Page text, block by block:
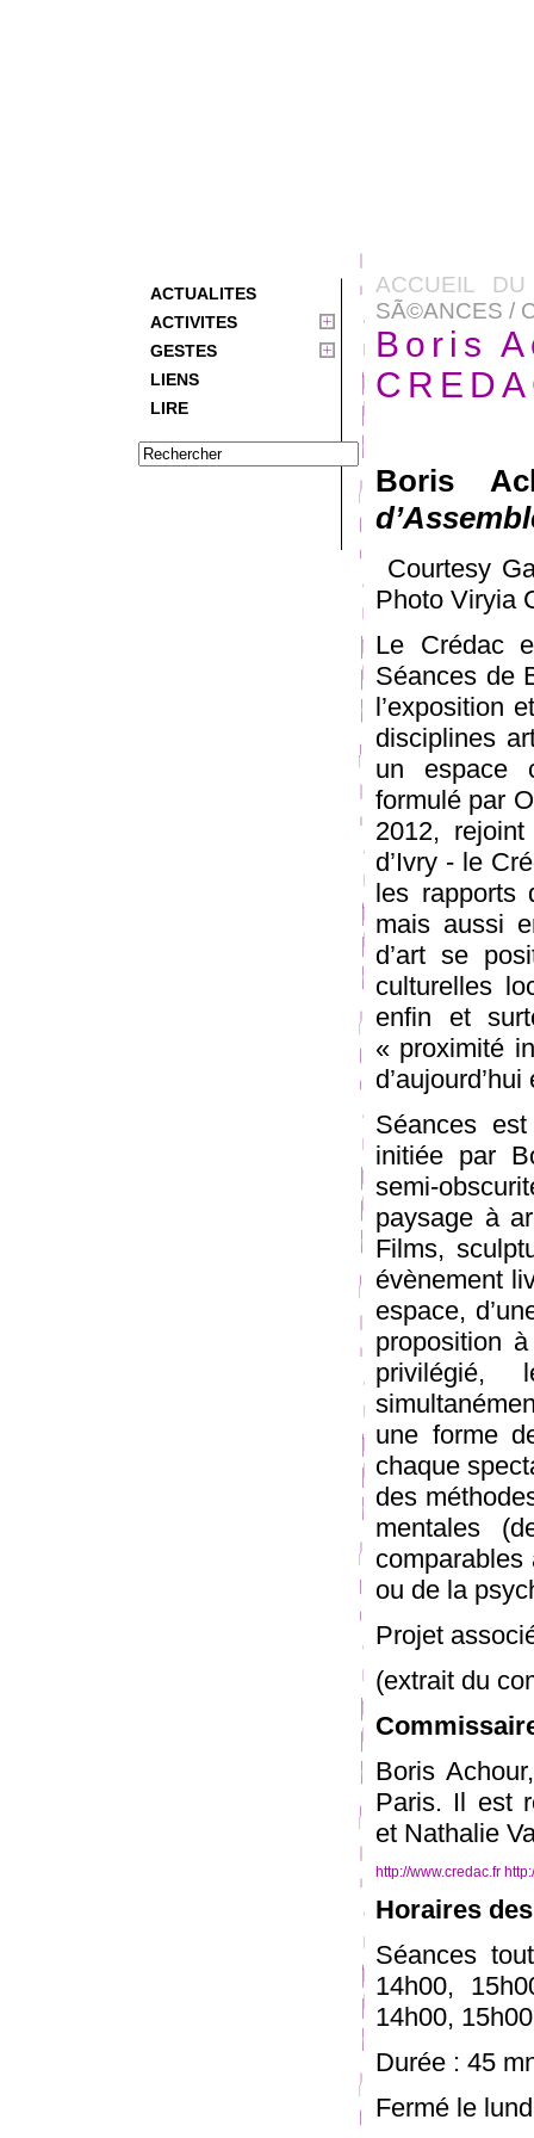
ACTUALITES
ACTIVITES
GESTES
LIENS
LIRE
ACCUEIL
SÃ©ANCES /
Boris
Boris
Courtesy
Photo Viryia
Le Crédac
Séances de
l’exposition
disciplines
un espace
formulé par
2012,
d’Ivry - le
les rapports
mais aussi
d’art se
culturelles
enfin et
« proximité
Séances
initiée par
semi-
paysage à
Films,
évènement
espace,
proposition
privilégié,
une forme
chaque
des
mentales
comparables
ou de la
Projet
(extrait du
Boris
Paris. Il est
et Nathalie
http://www.credac.fr
Horaires
Séances
14h00,
14h00,
Durée : 45
Fermé le